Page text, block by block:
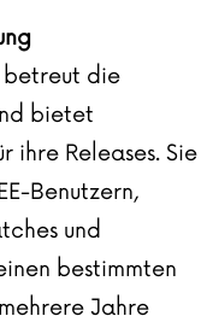
betreut die
bietet
ihre Releases. Sie
Benutzern,
und
bestimmten
Jahre